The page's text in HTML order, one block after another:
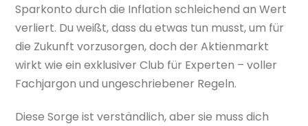
Sparkonto durch die Inflation schleichend an Wert
verliert. Du weißt, dass du etwas tun musst, um für
die Zukunft vorzusorgen, doch der Aktienmarkt
wirkt wie ein exklusiver Club für Experten – voller
Fachjargon und ungeschriebener Regeln.
Diese Sorge ist verständlich, aber sie muss dich